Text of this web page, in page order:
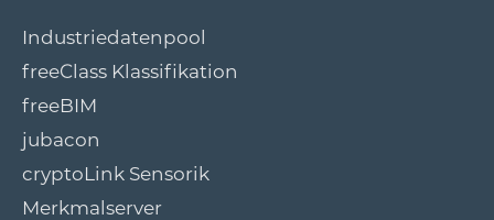
Industriedatenpool
freeClass Klassifikation
freeBIM
jubacon
cryptoLink Sensorik
Merkmalserver